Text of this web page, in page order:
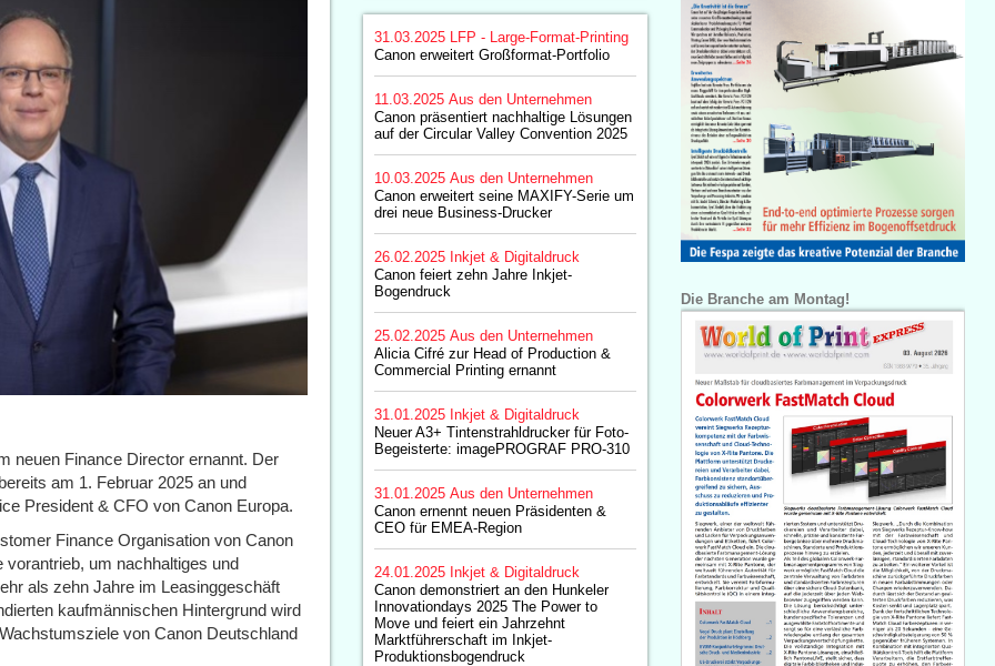
neuen Finance Director ernannt. Der
am 1. Februar 2025 an und
President & CFO von Canon Europa.
Finance Organisation von Canon
vorantrieb, um nachhaltiges und
als zehn Jahre im Leasinggeschäft
kaufmännischen Hintergrund wird
von Canon Deutschland
31.03.2025
LFP - Large-Format-Printing
Canon erweitert Großformat-Portfolio
11.03.2025 Aus den Unternehmen
Canon präsentiert nachhaltige Lösungen
auf der Circular Valley Convention 2025
10.03.2025 Aus den Unternehmen
Canon erweitert seine MAXIFY-Serie um
drei neue Business-Drucker
26.02.2025 Inkjet & Digitaldruck
Canon feiert zehn Jahre Inkjet-
Bogendruck
25.02.2025 Aus den Unternehmen
Alicia Cifré zur Head of Production &
Commercial Printing ernannt
31.01.2025 Inkjet & Digitaldruck
Neuer A3+ Tintenstrahldrucker für Foto-
Begeisterte: imagePROGRAF PRO-310
31.01.2025 Aus den Unternehmen
Canon ernennt neuen Präsidenten &
CEO für EMEA-Region
24.01.2025 Inkjet & Digitaldruck
Canon demonstriert an den Hunkeler
Innovationdays 2025 The Power to
Move und feiert ein Jahrzehnt
Marktführerschaft im Inkjet-
Produktionsbogendruck
Die Branche am Montag!